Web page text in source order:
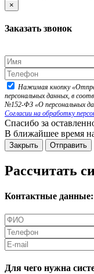
×
Заказать звонок
Нажимая кнопку
персональных данных, в
№152-ФЗ «О персональных
Согласии на обработку
Спасибо за
В ближайшее время
Закрыть Отправить
Рассчитать
Контактные данные:
Для чего нужна